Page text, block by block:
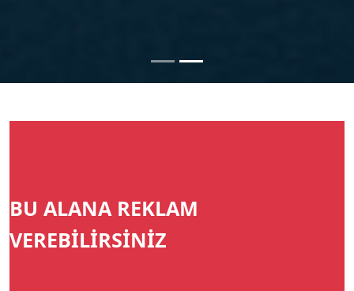
BU ALANA REKLAM
VEREBİLİRSİNİZ